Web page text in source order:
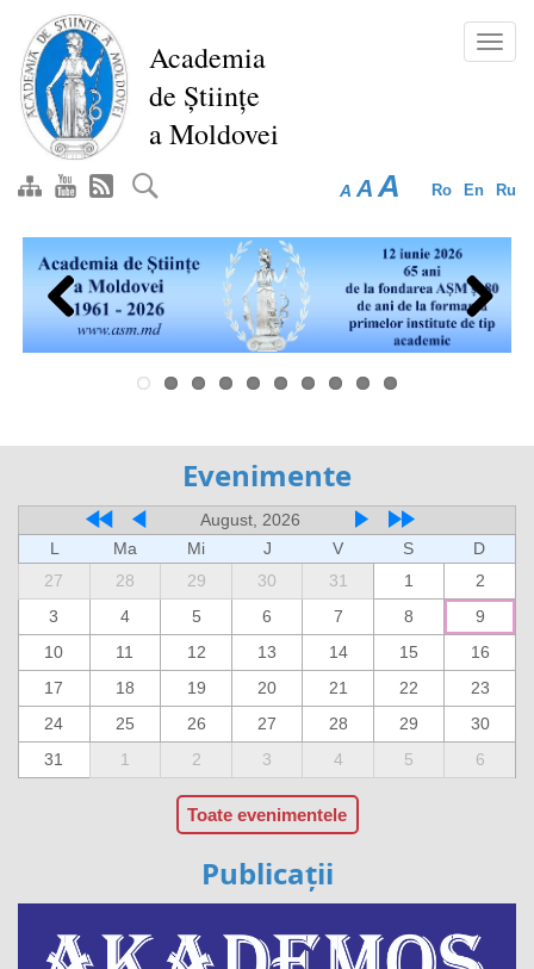
Перейти
основному
содержанию
Academia
de Științe
a Moldovei
Ro En Ru
A A A
Previous Next
Evenimente
August, 2026
L
Ma Mi J V S
D
27
28 29 30 31 1
2
3
4 5 6 7 8
9
10
11 12 13 14 15
16
17
18 19 20 21 22
23
24
25 26 27 28 29
30
31
1 2 3 4 5 6
Toate evenimentele
Publicații